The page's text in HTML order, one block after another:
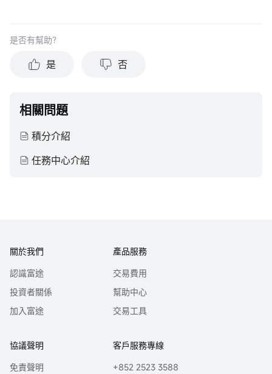
是否有幫助？
是 否
相關問題
積分介紹
任務中心介紹
關於我們
認識富途
投資者關係
加入富途
產品服務
交易費用
幫助中心
交易工具
協議聲明
免責聲明
客戶服務專線
+852 2523 3588